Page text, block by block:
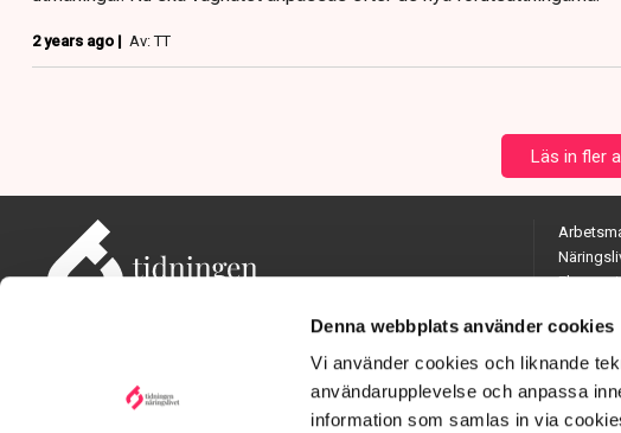
Denna webbplats använder cookies
Vi använder cookies och liknande
användarupplevelse och anpassa
information som samlas in via
2 years ago | Av: TT
Läs in fler
Adress: Tidningen Näringslivet, 114 82 Stockholm
Ekonomi
Opinion
Utrikes